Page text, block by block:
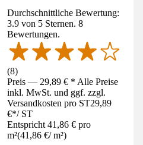
Durchschnittliche Bewertung:
3.9 von 5 Sternen. 8
Bewertungen.
(8)
Preis — 29,89 € * Alle Preise
inkl. MwSt. und ggf. zzgl.
Versandkosten pro ST29,89
€*/ ST
Entspricht 41,86 € pro
m²(41,86 €/ m²)